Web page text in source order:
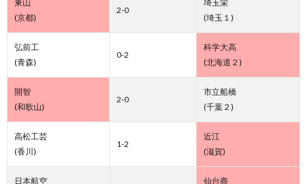
東山
(京都)
2-0
埼玉栄
(埼玉１)
弘前工
(青森)
0-2
科学大高
(北海道２)
開智
(和歌山)
2-0
市立船橋
(千葉２)
高松工芸
(香川)
1-2
近江
(滋賀)
日本航空 仙台商